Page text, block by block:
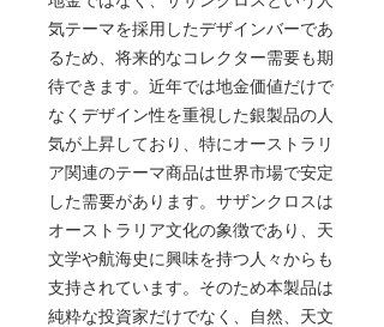
気テーマを採用したデザインバーであ
るため、将来的なコレクター需要も期
待できます。近年では地金価値だけで
なくデザイン性を重視した銀製品の人
気が上昇しており、特にオーストラリ
ア関連のテーマ商品は世界市場で安定
した需要があります。サザンクロスは
オーストラリア文化の象徴であり、天
文学や航海史に興味を持つ人々からも
支持されています。そのため本製品は
純粋な投資家だけでなく、自然、天文